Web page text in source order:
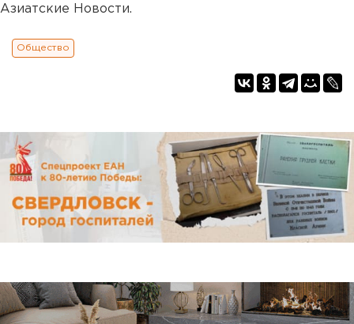
Азиатские Новости.
Общество